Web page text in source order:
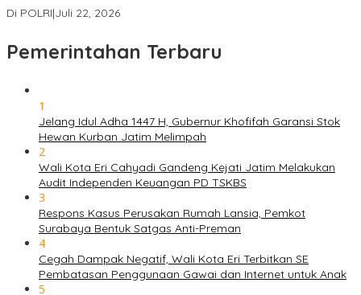
Di POLRI|Juli 22, 2026
Pemerintahan Terbaru
1
Jelang Idul Adha 1447 H, Gubernur Khofifah Garansi Stok
Hewan Kurban Jatim Melimpah
2
Wali Kota Eri Cahyadi Gandeng Kejati Jatim Melakukan
Audit Independen Keuangan PD TSKBS
3
Respons Kasus Perusakan Rumah Lansia, Pemkot
Surabaya Bentuk Satgas Anti-Preman
4
Cegah Dampak Negatif, Wali Kota Eri Terbitkan SE
Pembatasan Penggunaan Gawai dan Internet untuk Anak
5